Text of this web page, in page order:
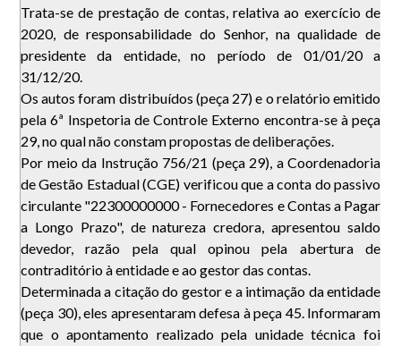
Trata-se de prestação de contas, relativa ao exercício de
2020, de responsabilidade do Senhor, na qualidade de
presidente da entidade, no período de 01/01/20 a
31/12/20.
Os autos foram distribuídos (peça 27) e o relatório emitido
pela 6ª Inspetoria de Controle Externo encontra-se à peça
29, no qual não constam propostas de deliberações.
Por meio da Instrução 756/21 (peça 29), a Coordenadoria
de Gestão Estadual (CGE) verificou que a conta do passivo
circulante "22300000000 - Fornecedores e Contas a Pagar
a Longo Prazo", de natureza credora, apresentou saldo
devedor, razão pela qual opinou pela abertura de
contraditório à entidade e ao gestor das contas.
Determinada a citação do gestor e a intimação da entidade
(peça 30), eles apresentaram defesa à peça 45. Informaram
que o apontamento realizado pela unidade técnica foi